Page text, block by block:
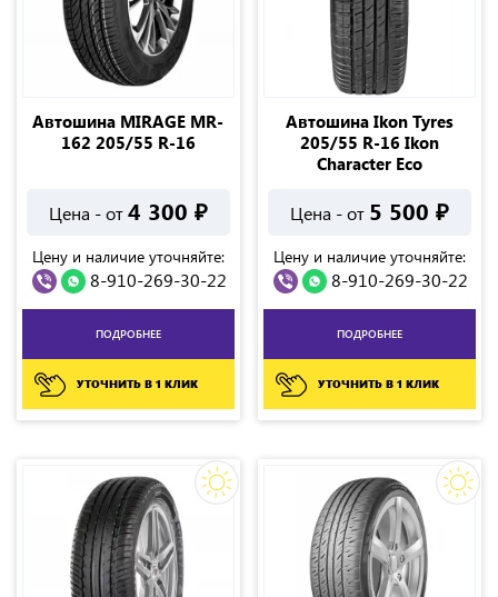
Автошина MIRAGE MR-
162 205/55 R-16
Цена - от4 300 ₽
Цену и наличие уточняйте:
8-910-269-30-22
ПОДРОБНЕЕ
УТОЧНИТЬ В 1 КЛИК
Автошина Ikon Tyres
205/55 R-16 Ikon
Character Eco
Цена - от 5 500 ₽
Цену и наличие уточняйте:
8-910-269-30-22
ПОДРОБНЕЕ
УТОЧНИТЬ В 1 КЛИК